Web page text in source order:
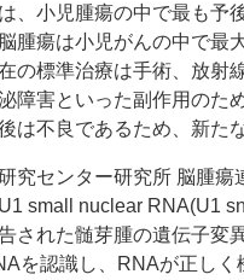
、小児腫瘍の中で最も予
腫瘍は小児がんの中で最
の標準治療は手術、放射
障害といった副作用のた
は不良であるため、新た
究センター研究所 脳腫
small nuclear RNA(U1
された髄芽腫の遺伝子変
を認識し、RNAが正し